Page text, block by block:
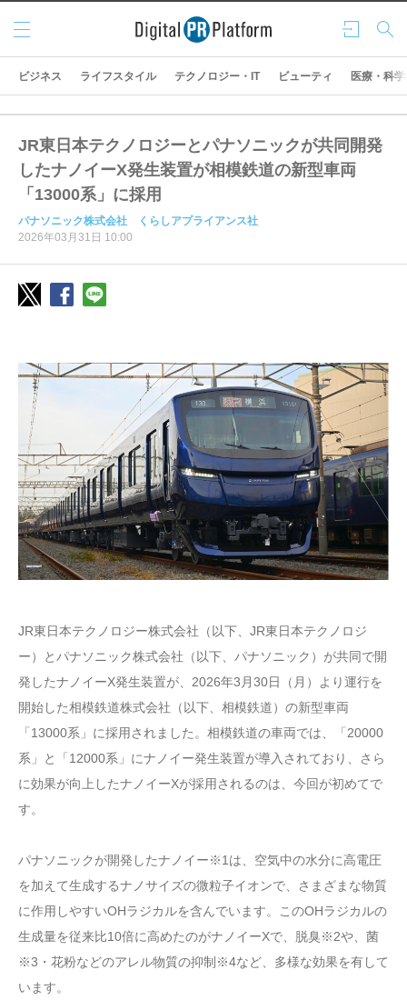
ログ
イン
検索
メニ
ュー
ビジネス ライフスタイル テクノロジー・IT ビューティ 医療・科学
JR東日本テクノロジーとパナソニックが共同開発
したナノイーX発生装置が相模鉄道の新型車両
「13000系」に採用
パナソニック株式会社 くらしアプライアンス社
2026年03月31日 10:00
JR東日本テクノロジー株式会社（以下、JR東日本テクノロジ
ー）とパナソニック株式会社（以下、パナソニック）が共同で開
発したナノイーX発生装置が、2026年3月30日（月）より運行を
開始した相模鉄道株式会社（以下、相模鉄道）の新型車両
「13000系」に採用されました。相模鉄道の車両では、「20000
系」と「12000系」にナノイー発生装置が導入されており、さら
に効果が向上したナノイーXが採用されるのは、今回が初めてで
す。
パナソニックが開発したナノイー※1は、空気中の水分に高電圧
を加えて生成するナノサイズの微粒子イオンで、さまざまな物質
に作用しやすいOHラジカルを含んでいます。このOHラジカルの
生成量を従来比10倍に高めたのがナノイーXで、脱臭※2や、菌
※3・花粉などのアレル物質の抑制※4など、多様な効果を有して
います。